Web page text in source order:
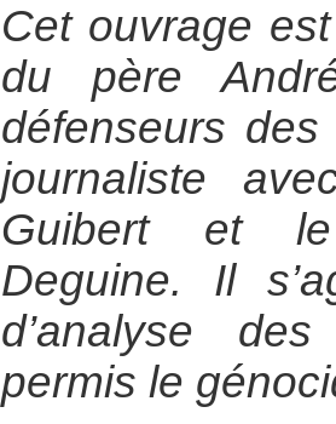
Cet ouvrage
du père
défenseurs
journaliste
Guibert et le
Deguine. Il
d’analyse
permis le